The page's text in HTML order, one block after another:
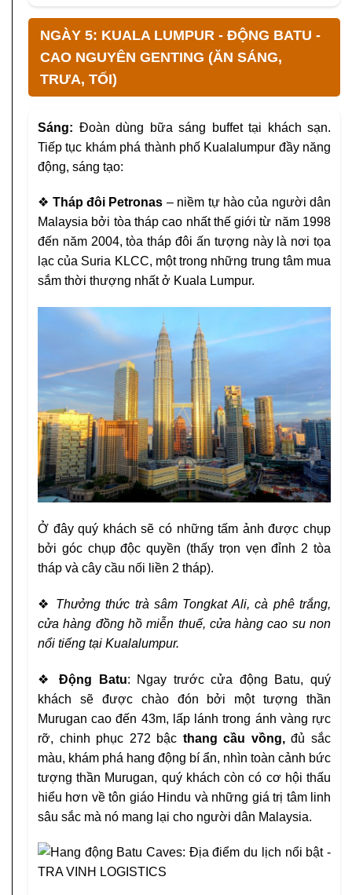
NGÀY 5: KUALA LUMPUR - ĐỘNG BATU -
CAO NGUYÊN GENTING (ĂN SÁNG,
TRƯA, TỐI)
Sáng: Đoàn dùng bữa sáng buffet tại khách sạn.
Tiếp tục khám phá thành phố Kualalumpur đầy năng
động, sáng tạo:
❖ Tháp đôi Petronas – niềm tự hào của người dân
Malaysia bởi tòa tháp cao nhất thế giới từ năm 1998
đến năm 2004, tòatháp đôi ấn tượng này là nơi tọa
lạc của Suria KLCC, một trong những trung tâm mua
sắm thời thượng nhất ở Kuala Lumpur.
Ở đây quý khách sẽ có những tấm ảnh được chụp
bởi góc chụpđộc quyền (thấy trọn vẹn đỉnh 2 tòa
tháp và cây cầu nối liền 2 tháp).
❖ Thưởng thức trà sâm Tongkat Ali, cà phê trắng,
cửa hàng đồng hồ miễn thuế, cửa hàng cao su non
nổi tiếng tại Kualalumpur.
❖Động Batu: Ngay trước cửa động Batu, quý
khách sẽ được chào đón bởi một tượng thần
Murugan cao đến 43m, lấp lánh trong ánh vàng rực
rỡ, chinh phục 272 bậc thang cầu vồng,đủ sắc
màu, khám phá hang động bí ẩn, nhìn toàn cảnh bức
tượng thần Murugan, quý khách còn có cơ hội thấu
hiểu hơn về tôn giáo Hindu và những giá trị tâm linh
sâu sắc mà nó mang lại cho người dân Malaysia.